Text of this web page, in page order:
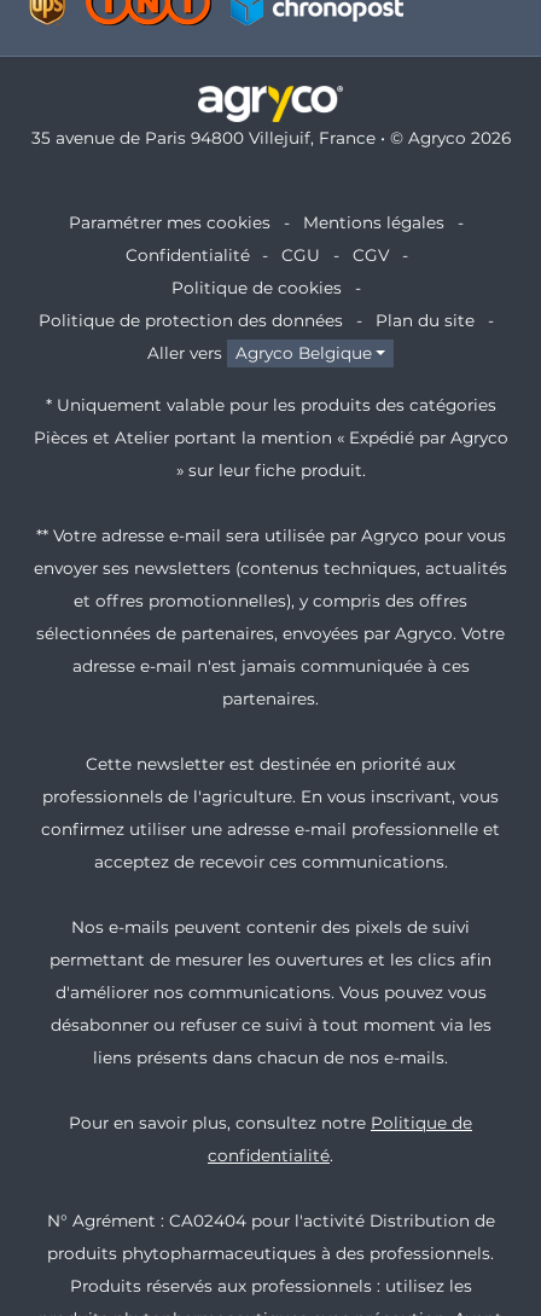
35 avenue de Paris 94800 Villejuif, France • © Agryco 2026
Paramétrer mes cookies
Mentions légales
Confidentialité
CGU
CGV
Politique de cookies
Politique de protection des données
Plan du site
Aller vers
Agryco Belgique
* Uniquement valable pour les produits des catégories
Pièces et Atelier portant la mention « Expédié par Agryco
» sur leur fiche produit.
** Votre adresse e-mail sera utilisée par Agryco pour vous
envoyer ses newsletters (contenus techniques, actualités
et offres promotionnelles), y compris des offres
sélectionnées de partenaires, envoyées par Agryco. Votre
adresse e-mail n'est jamais communiquée à ces
partenaires.
Cette newsletter est destinée en priorité aux
professionnels de l'agriculture. En vous inscrivant, vous
confirmez utiliser une adresse e-mail professionnelle et
acceptez de recevoir ces communications.
Nos e-mails peuvent contenir des pixels de suivi
permettant de mesurer les ouvertures et les clics afin
d'améliorer nos communications. Vous pouvez vous
désabonner ou refuser ce suivi à tout moment via les
liens présents dans chacun de nos e-mails.
Pour en savoir plus, consultez notre Politique de
confidentialité.
N° Agrément : CA02404 pour l'activité Distribution de
produits phytopharmaceutiques à des professionnels.
Produits réservés aux professionnels : utilisez les